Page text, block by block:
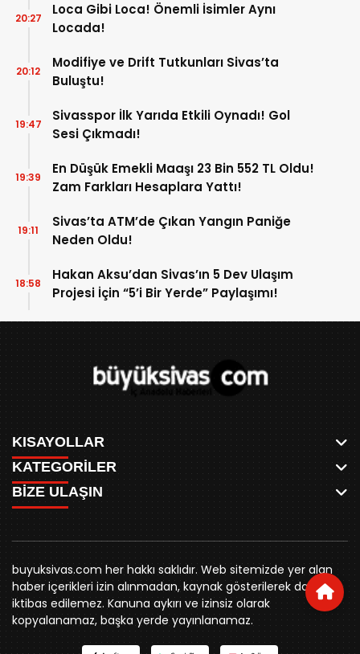
Loca Gibi Loca! Önemli İsimler Aynı
Locada!
20:27
Modifiye ve Drift Tutkunları Sivas’ta
Buluştu!
20:12
Sivasspor İlk Yarıda Etkili Oynadı! Gol
Sesi Çıkmadı!
19:47
En Düşük Emekli Maaşı 23 Bin 552 TL Oldu!
Zam Farkları Hesaplara Yattı!
19:39
Sivas’ta ATM’de Çıkan Yangın Paniğe
Neden Oldu!
19:11
Hakan Aksu’dan Sivas’ın 5 Dev Ulaşım
Projesi İçin “5’i Bir Yerde” Paylaşımı!
18:58
KISAYOLLAR
ANASAYFA
AKSU CANLI
MEYDAN CANLI
MEDRESELER CANLI
MERAKÜM CANLI
YUKARI TEKKE CANLI
KURUMSAL KİMLİK
REKLAM FİYATLARI
BİZE ULAŞIN
KÜNYE
KATEGORİLER
WHATSAPP
SPOR
SİYASET
BELEDİYE
SİVAS VALİLİĞİ
ÜNİVERSİTE
KURUMLAR
STK
YORUM
BİZE ULAŞIN
0346 221 00 60
buyuksivashaber@gmail.com
Örtülüpınar Mah. İnönü Bulvarı Özkahya Apt. Kat:3 D:7
Sivas
buyuksivas.com her hakkı saklıdır. Web sitemizde yer alan
haber içerikleri izin alınmadan, kaynak gösterilerek dahi
iktibas edilemez. Kanuna aykırı ve izinsiz olarak
kopyalanamaz, başka yerde yayınlanamaz.